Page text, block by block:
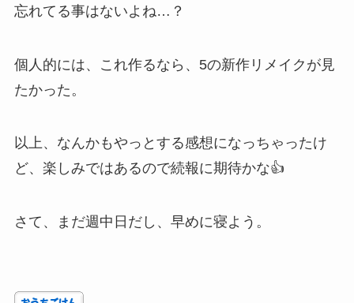
忘れてる事はないよね…？
個人的には、これ作るなら、5の新作リメイクが見
たかった。
以上、なんかもやっとする感想になっちゃったけ
ど、楽しみではあるので続報に期待かな👍
さて、まだ週中日だし、早めに寝よう。